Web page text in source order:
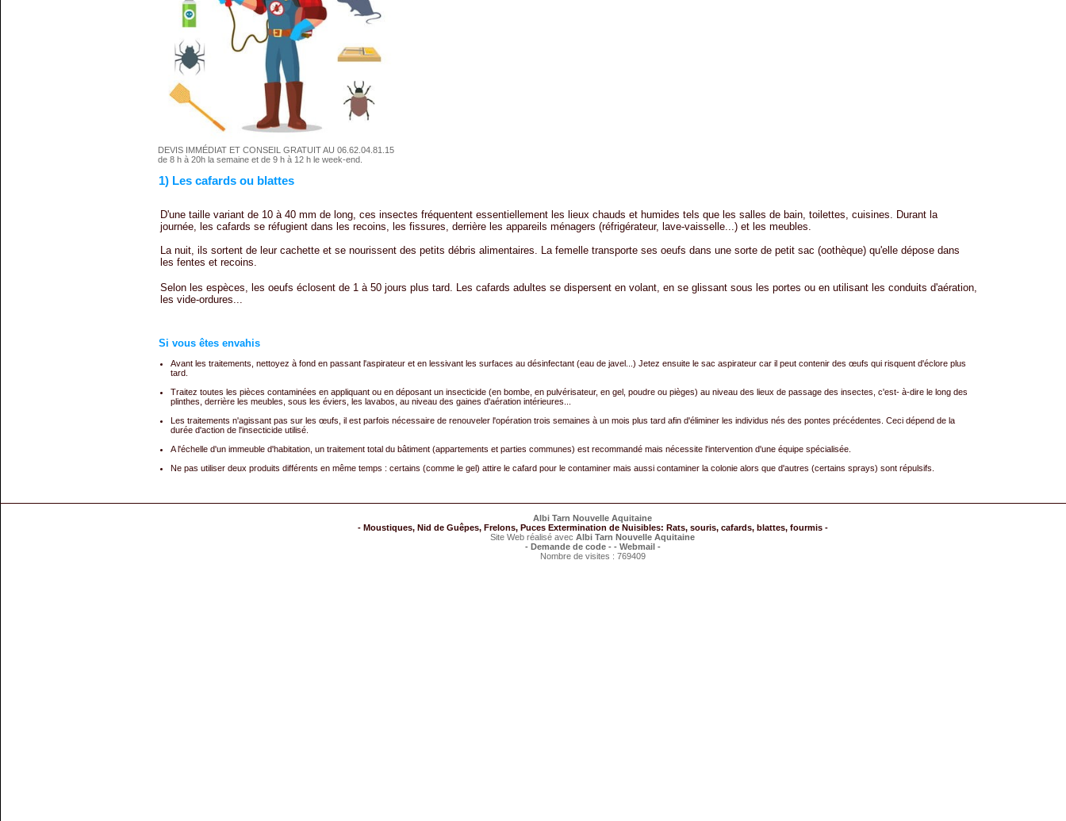
DEVIS IMMÉDIAT ET CONSEIL GRATUIT AU 06.62.04.81.15
de 8 h à 20h la semaine et de 9 h à 12 h le week-end.
1) Les cafards ou blattes
D'une taille variant de 10 à 40 mm de long, ces insectes fréquentent essentiellement les lieux chauds et humides tels que les salles de bain, toilettes, cuisines. Durant la
journée, les cafards se réfugient dans les recoins, les fissures, derrière les appareils ménagers (réfrigérateur, lave-vaisselle...) et les meubles.
La nuit, ils sortent de leur cachette et se nourissent des petits débris alimentaires. La femelle transporte ses oeufs dans une sorte de petit sac (oothèque) qu'elle dépose dans
les fentes et recoins.
Selon les espèces, les oeufs éclosent de 1 à 50 jours plus tard. Les cafards adultes se dispersent en volant, en se glissant sous les portes ou en utilisant les conduits d'aération,
les vide-ordures...
Si vous êtes envahis
Avant les traitements, nettoyez à fond en passant l'aspirateur et en lessivant les surfaces au désinfectant (eau de javel...) Jetez ensuite le sac aspirateur car il peut contenir des œufs qui risquent d'éclore plus
tard.
Traitez toutes les pièces contaminées en appliquant ou en déposant un insecticide (en bombe, en pulvérisateur, en gel, poudre ou pièges) au niveau des lieux de passage des insectes, c'est- à-dire le long des
plinthes, derrière les meubles, sous les éviers, les lavabos, au niveau des gaines d'aération intérieures...
Les traitements n'agissant pas sur les œufs, il est parfois nécessaire de renouveler l'opération trois semaines à un mois plus tard afin d'éliminer les individus nés des pontes précédentes. Ceci dépend de la
durée d'action de l'insecticide utilisé.
A l'échelle d'un immeuble d'habitation, un traitement total du bâtiment (appartements et parties communes) est recommandé mais nécessite l'intervention d'une équipe spécialisée.
Ne pas utiliser deux produits différents en même temps : certains (comme le gel) attire le cafard pour le contaminer mais aussi contaminer la colonie alors que d'autres (certains sprays) sont répulsifs.
Albi Tarn Nouvelle Aquitaine
- Moustiques, Nid de Guêpes, Frelons, Puces Extermination de Nuisibles: Rats, souris, cafards, blattes, fourmis -
Site Web réalisé avec Albi Tarn Nouvelle Aquitaine
- Demande de code - - Webmail -
Nombre de visites : 769409